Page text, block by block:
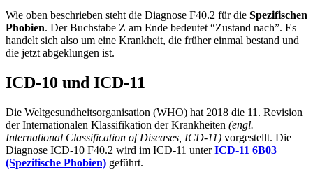
Wie oben beschrieben steht die Diagnose F40.2 für die Spezifischen
Phobien. Der Buchstabe Z am Ende bedeutet “Zustand nach”. Es
handelt sich also um eine Krankheit, die früher einmal bestand und
die jetzt abgeklungen ist.
ICD-10 und ICD-11
Die Weltgesundheitsorganisation (WHO) hat 2018 die 11. Revision
der Internationalen Klassifikation der Krankheiten (engl.
International Classification of Diseases, ICD-11) vorgestellt. Die
Diagnose ICD-10 F40.2 wird im ICD-11 unterICD-11 6B03
(Spezifische Phobien) geführt.